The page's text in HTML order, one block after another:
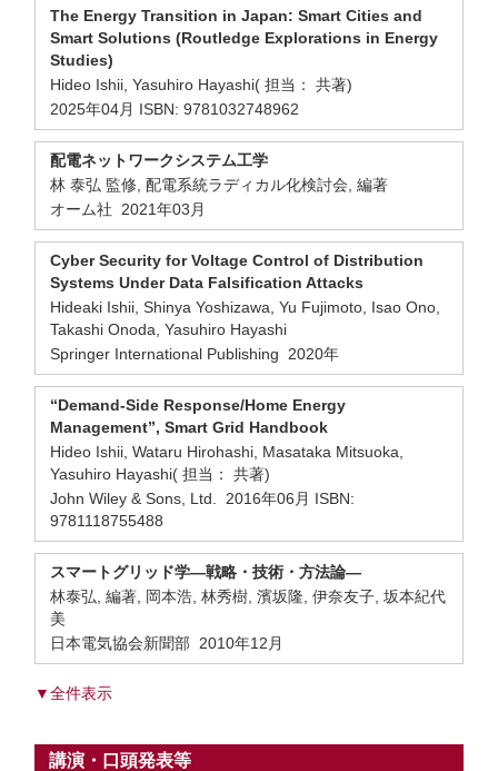
The Energy Transition in Japan: Smart Cities and
Smart Solutions (Routledge Explorations in Energy
Studies)
Hideo Ishii, Yasuhiro Hayashi( 担当： 共著)
2025年04月 ISBN: 9781032748962
配電ネットワークシステム工学
林 泰弘 監修, 配電系統ラディカル化検討会, 編著
オーム社 2021年03月
Cyber Security for Voltage Control of Distribution
Systems Under Data Falsification Attacks
Hideaki Ishii, Shinya Yoshizawa, Yu Fujimoto, Isao Ono,
Takashi Onoda, Yasuhiro Hayashi
Springer International Publishing 2020年
“Demand-Side Response/Home Energy
Management”, Smart Grid Handbook
Hideo Ishii, Wataru Hirohashi, Masataka Mitsuoka,
Yasuhiro Hayashi( 担当： 共著)
John Wiley & Sons, Ltd. 2016年06月 ISBN:
9781118755488
スマートグリッド学—戦略・技術・方法論—
林泰弘, 編著, 岡本浩, 林秀樹, 濱坂隆, 伊奈友子, 坂本紀代
美
日本電気協会新聞部 2010年12月
▼全件表示
講演・口頭発表等